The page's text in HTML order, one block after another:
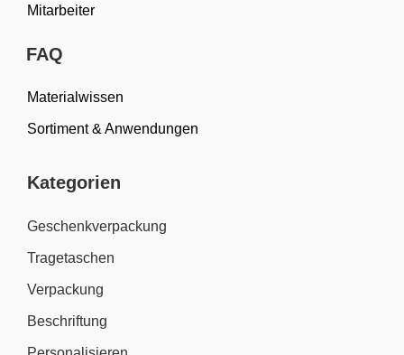
Mitarbeiter
FAQ
Materialwissen
Sortiment & Anwendungen
Kategorien
Geschenkverpackung
Tragetaschen
Verpackung
Beschriftung